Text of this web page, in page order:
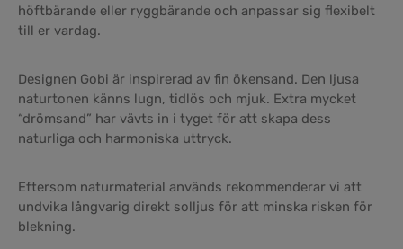
höftbärande eller ryggbärande och anpassar sig flexibelt
till er vardag.
Designen Gobi är inspirerad av fin ökensand. Den ljusa
naturtonen känns lugn, tidlös och mjuk. Extra mycket
“drömsand” har vävts in i tyget för att skapa dess
naturliga och harmoniska uttryck.
Eftersom naturmaterial används rekommenderar vi att
undvika långvarig direkt solljus för att minska risken för
blekning.